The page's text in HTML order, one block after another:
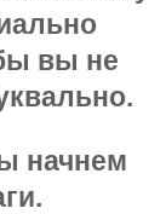
вы не
начнем